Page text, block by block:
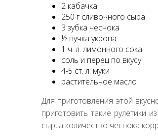
2 кабачка
250 г сливочного сыра
3 зубка чеснока
½ пучка укропа
1 ч. л. лимонного сока
соль и перец по вкусу
4-5 ст. л. муки
растительное масло
Для приготовления этой
приготовить такие
сыр, а количество чеснока